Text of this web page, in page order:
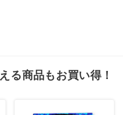
る商品もお買い得！